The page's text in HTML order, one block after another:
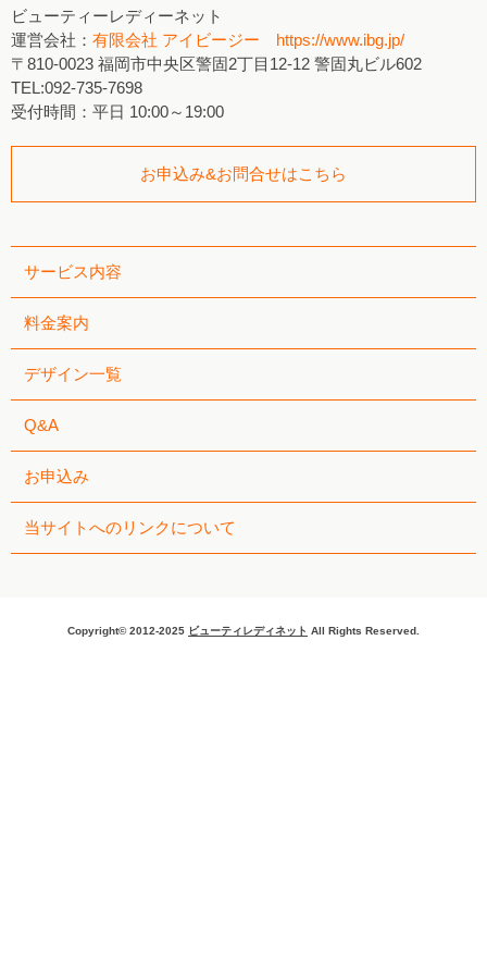
ビューティーレディーネット
運営会社： 有限会社 アイビージー https://www.ibg.jp/
〒810-0023 福岡市中央区警固2丁目12-12 警固丸ビル602
TEL:092-735-7698
受付時間：平日 10:00～19:00
お申込み&お問合せはこちら
サービス内容
料金案内
デザイン一覧
Q&A
お申込み
当サイトへのリンクについて
Copyright© 2012-2025 ビューティレディネット All Rights Reserved.